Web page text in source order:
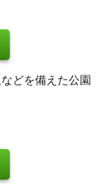
どを備えた公園